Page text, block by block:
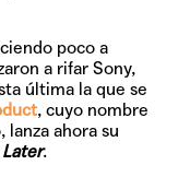
poco a
a rifar Sony,
última la que se
, cuyo nombre
lanza ahora su
Later.